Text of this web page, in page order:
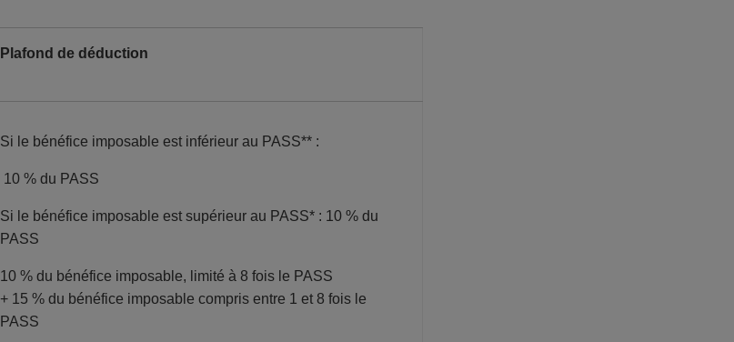
Plafond de déduction
Si le bénéfice imposable est inférieur au PASS** :
10 % du PASS
Si le bénéfice imposable est supérieur au PASS* : 10 % du
PASS
10 % du bénéfice imposable, limité à 8 fois le PASS
+ 15 % du bénéfice imposable compris entre 1 et 8 fois le
PASS